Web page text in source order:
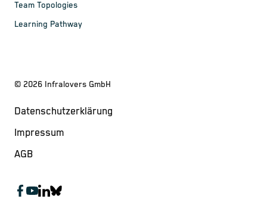
Team Topologies
Learning Pathway
© 2026 Infralovers GmbH
Datenschutzerklärung
Impressum
AGB